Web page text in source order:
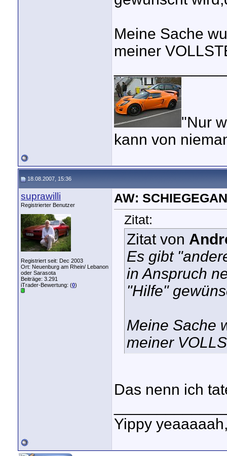
Meine Sache
meiner
"Nur
kann von
18.08.2007, 15:36
suprawilli
Registrierter Benutzer
Registriert seit: Dec 2003
Ort: Neuenburg am Rhein/ Lebanon
oder Sarasota
Beiträge: 3.291
iTrader-Bewertung: (0)
AW:
Zitat:
Zitat von
Es gibt
in Anspruch
"Hilfe"
Meine Sache
meiner
Das nenn ich
Yippy